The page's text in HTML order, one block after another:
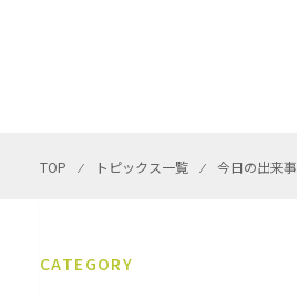
TOP ⁄ トピックス一覧 ⁄ 今日の出来事
CATEGORY